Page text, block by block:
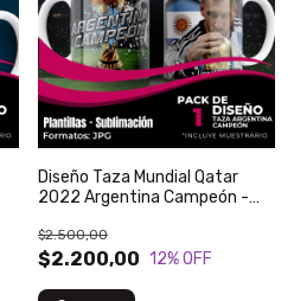
Diseño Taza Mundial Qatar
2022 Argentina Campeón -
$2.200,00
$2.500,00
12% OFF